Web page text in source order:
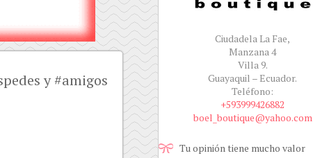
y #amigos
Ciudadela La Fae,
Manzana 4
Villa 9.
Guayaquil – Ecuador.
Teléfono:
+593999426882
boel_boutique@yahoo.com
Tu opinión tiene mucho valor